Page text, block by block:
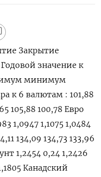
Закрытие
значение к
минимум
к 6 валютам : 101,88
105,88 100,78 Евро
1,0947 1,1075 1,0484
134,09 134,73 133,96
1,2454 0,24 1,2426
Канадский